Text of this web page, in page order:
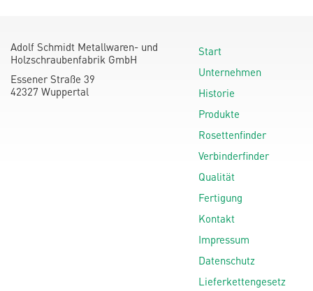
Adolf Schmidt Metallwaren- und
Holzschraubenfabrik GmbH
Essener Straße 39
42327 Wuppertal
Start
Unternehmen
Historie
Produkte
Rosettenfinder
Verbinderfinder
Qualität
Fertigung
Kontakt
Impressum
Datenschutz
Lieferkettengesetz